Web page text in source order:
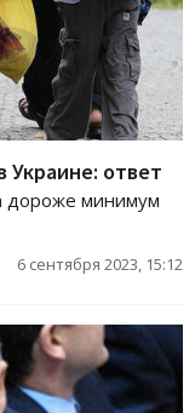
ответ
дороже минимум
6 сентября 2023, 15:12